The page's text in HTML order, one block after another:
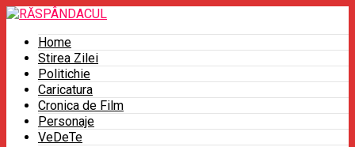
Home
Stirea Zilei
Politichie
Caricatura
Cronica de Film
Personaje
VeDeTe